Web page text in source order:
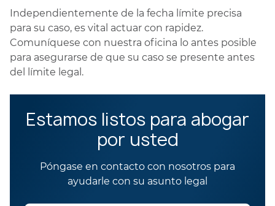
Independientemente de la fecha límite precisa
para su caso, es vital actuar con rapidez.
Comuníquese con nuestra oficina lo antes posible
para asegurarse de que su caso se presente antes
del límite legal.
Estamos listos para abogar
por usted
Póngase en contacto con nosotros para
ayudarle con su asunto legal